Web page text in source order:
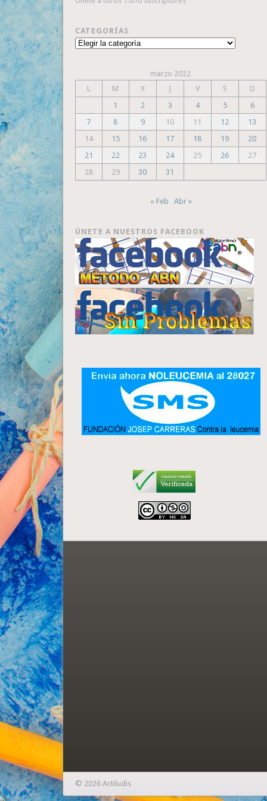
CATEGORÍAS
Categorías
marzo 2022
L
M X J V S
D
1
2 3 4 5
6
7
8 9 10 11 12
13
14
15 16 17 18 19
20
21
22 23 24 25 26
27
28
29 30 31
« Feb Abr »
ÚNETE A NUESTROS FACEBOOK
© 2026 Actiludis